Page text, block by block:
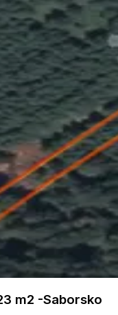
m2 -Saborsko